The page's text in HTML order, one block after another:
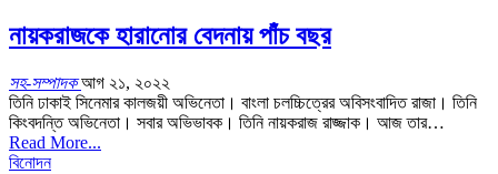
নায়করাজকে হারানোর বেদনায় পাঁচ বছর
সহ-সম্পাদকআগ ২১, ২০২২
তিনি ঢাকাই সিনেমার কালজয়ী অভিনেতা। বাংলা চলচ্চিত্রের অবিসংবাদিত রাজা। তিনি
কিংবদন্তি অভিনেতা। সবার অভিভাবক। তিনি নায়করাজ রাজ্জাক। আজ তার…
Read More...
বিনোদন